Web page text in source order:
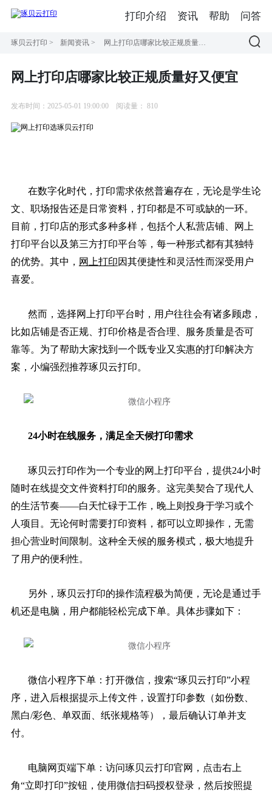
琢贝云打印 > 新闻资讯 > 网上打印店哪家比较正规质量好又便宜
网上打印店哪家比较正规质量好又便宜
发布时间：2025-05-01 19:00:00 阅读量： 810
在数字化时代，打印需求依然普遍存在，无论是学生论
文、职场报告还是日常资料，打印都是不可或缺的一环。
目前，打印店的形式多种多样，包括个人私营店铺、网上
打印平台以及第三方打印平台等，每一种形式都有其独特
的优势。其中， 网上打印因其便捷性和灵活性而深受用户
喜爱。
然而，选择网上打印平台时，用户往往会有诸多顾虑，
比如店铺是否正规、打印价格是否合理、服务质量是否可
靠等。为了帮助大家找到一个既专业又实惠的打印解决方
案，小编强烈推荐琢贝云打印。
24小时在线服务，满足全天候打印需求
琢贝云打印作为一个专业的网上打印平台，提供24小时
随时在线提交文件资料打印的服务。这完美契合了现代人
的生活节奏——白天忙碌于工作，晚上则投身于学习或个
人项目。无论何时需要打印资料，都可以立即操作，无需
担心营业时间限制。这种全天候的服务模式，极大地提升
了用户的便利性。
另外，琢贝云打印的操作流程极为简便，无论是通过手
机还是电脑，用户都能轻松完成下单。具体步骤如下：
微信小程序下单：打开微信，搜索“琢贝云打印”小程
序，进入后根据提示上传文件，设置打印参数（如份数、
黑白/彩色、单双面、纸张规格等），最后确认订单并支
付。
电脑网页端下单：访问琢贝云打印官网，点击右上
角“立即打印”按钮，使用微信扫码授权登录，然后按照提
打印介绍 资讯 帮助 问答